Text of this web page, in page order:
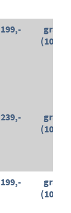
199,-
gratis
(100%)
239,-
gratis
(100%)
199,-
gratis
(100%)